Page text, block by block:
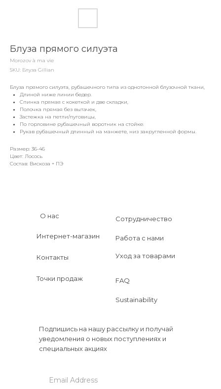
Блуза прямого силуэта
Morozov à ma vie
SKU: Блуза Gillian
Блуза прямого силуэта, рубашечного типа из однотонной блузочной ткани,
Длиной ниже линии бедер.
Спинка прямая с кокеткой и две складки,
Полочка прямая без вытачек,
Застежка на петли/пуговицы,
По горловине рубашечный воротник на стойке.
Рукав рубашечный длинный на манжете, низ закругленной формы.
Размер: 36-46
Цвет: Лосось
Состав: Вискоза + ПЭ
Уход за товарами
Контакты
Подпишись на нашу рассылку и получай
уведомления о новых поступлениях и
специальных акциях
О нас
FAQ
Sustainability
Сотрудничество
Работа с нами
Точки продаж
Интернет-магазин